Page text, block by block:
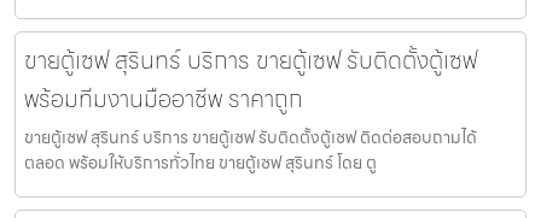
ขายตู้เซฟ สุรินทร์ บริการ ขายตู้เซฟ รับติดตั้งตู้เซฟ
พร้อมทีมงานมืออาชีพ ราคาถูก
ขายตู้เซฟ สุรินทร์ บริการ ขายตู้เซฟ รับติดตั้งตู้เซฟ ติดต่อสอบถามได้
ตลอด พร้อมให้บริการทั่วไทย ขายตู้เซฟ สุรินทร์ โดย ตู